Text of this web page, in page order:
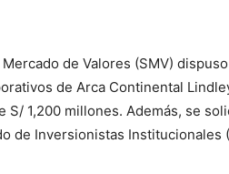
de Valores (SMV)
de Arca Continental
S/ 1,200 millones. Además, se
de Inversionistas Institucionales